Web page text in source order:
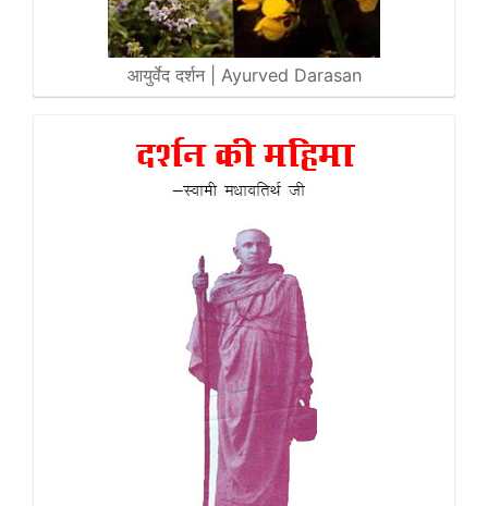
आयुर्वेद दर्शन | Ayurved Darasan